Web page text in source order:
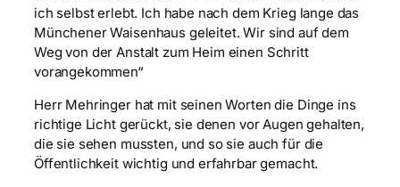
ich selbst erlebt. Ich habe nach dem Krieg lange das
Münchener Waisenhaus geleitet. Wir sind auf dem
Weg von der Anstalt zum Heim einen Schritt
vorangekommen“
Herr Mehringer hat mit seinen Worten die Dinge ins
richtige Licht gerückt, sie denen vor Augen gehalten,
die sie sehen mussten, und so sie auch für die
Öffentlichkeit wichtig und erfahrbar gemacht.